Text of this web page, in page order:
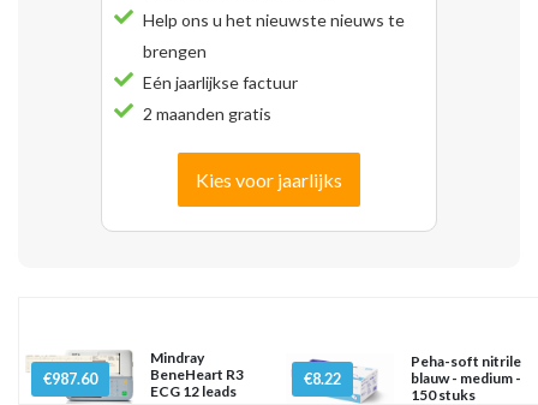
Help ons u het nieuwste nieuws te
brengen
Eén jaarlijkse factuur
2 maanden gratis
Kies voor jaarlijks
€987.60
Mindray
BeneHeart R3
ECG 12 leads
€8.22
Peha-soft nitrile
blauw - medium -
150 stuks